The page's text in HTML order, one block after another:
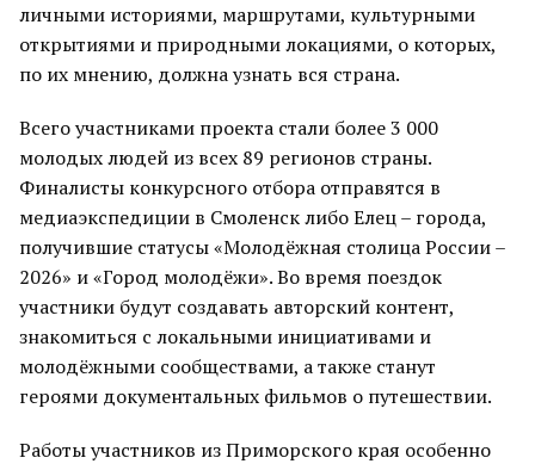
личными историями, маршрутами, культурными
открытиями и природными локациями, о которых,
по их мнению, должна узнать вся страна.
Всего участниками проекта стали более 3 000
молодых людей из всех 89 регионов страны.
Финалисты конкурсного отбора отправятся в
медиаэкспедиции в Смоленск либо Елец – города,
получившие статусы «Молодёжная столица России –
2026» и «Город молодёжи». Во время поездок
участники будут создавать авторский контент,
знакомиться с локальными инициативами и
молодёжными сообществами, а также станут
героями документальных фильмов о путешествии.
Работы участников из Приморского края особенно